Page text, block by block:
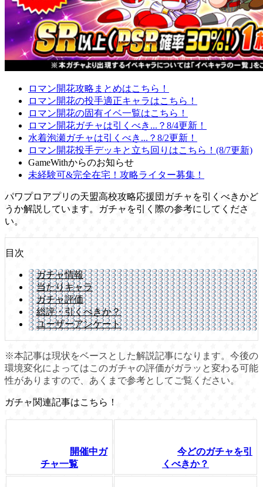
ロマン開花攻略まとめはこちら！
ロマン開花の投手適正キャラはこちら！
ロマン開花の固有イベ一覧はこちら！
ロマン開花ガチャは引くべき...？8/4更新！
水着泡瀬ガチャは引くべき...？8/2更新！
ロマン開花投手デッキと立ち回りはこちら！(8/7更新)
GameWithからのお知らせ
未経験可&完全在宅！攻略ライター募集！
パワプロアプリの天盟高校攻略応援団ガチャを引くべきかど
うか解説しています。ガチャを引く際の参考にしてくださ
い。
目次
ガチャ情報
当たりキャラ
ガチャ評価
総評・引くべきか？
ユーザーアンケート
※本記事は現状をベースとした解説記事になります。今後の
環境変化によってはこのガチャの評価がガラッと変わる可能
性がありますので、あくまで参考としてご覧ください。
ガチャ関連記事はこちら！
開催中ガ
チャ一覧
今どのガチャを引
くべきか？